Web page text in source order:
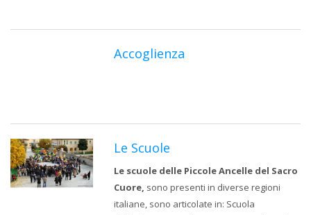
Accoglienza
Le Scuole
Le scuole delle Piccole Ancelle del Sacro
Cuore, sono presenti in diverse regioni
italiane, sono articolate in: Scuola